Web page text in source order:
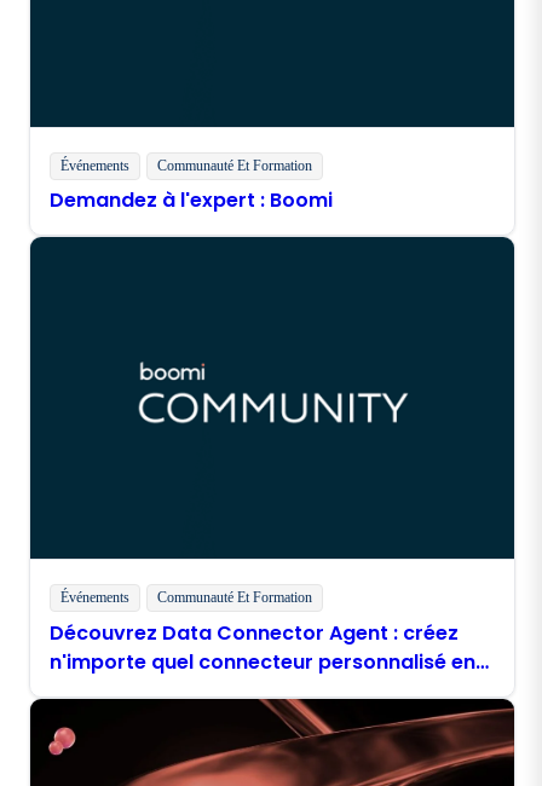
Événements Communauté Et Formation
Demandez à l'expert : Boomi
Événements Communauté Et Formation
Découvrez Data Connector Agent : créez
n'importe quel connecteur personnalisé en
quelques minutes